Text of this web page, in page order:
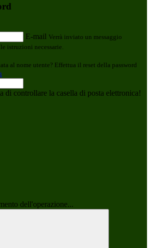
E-mail Verrà inviato un messaggio
istruzioni necessarie.
al nome utente? Effettua il reset della password
di controllare la casella di posta elettronica!
dell'operazione...